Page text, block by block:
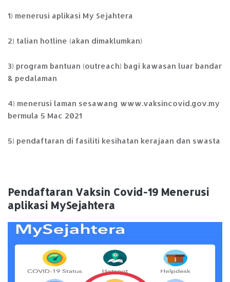
1) menerusi aplikasi My Sejahtera
2) talian hotline (akan dimaklumkan)
3) program bantuan (outreach) bagi kawasan luar bandar
& pedalaman
4) menerusi laman sesawang www.vaksincovid.gov.my
bermula 5 Mac 2021
5) pendaftaran di fasiliti kesihatan kerajaan dan swasta
Pendaftaran Vaksin Covid-19 Menerusi
aplikasi MySejahtera